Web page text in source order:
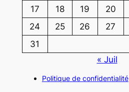
17
18 19 20
24
25 26 27
31
« Juil
Politique de confidentialité